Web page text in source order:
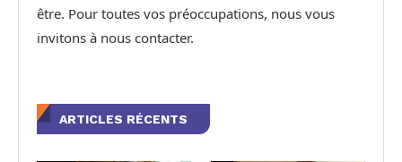
être. Pour toutes vos préoccupations, nous vous
invitons à nous contacter.
ARTICLES RÉCENTS